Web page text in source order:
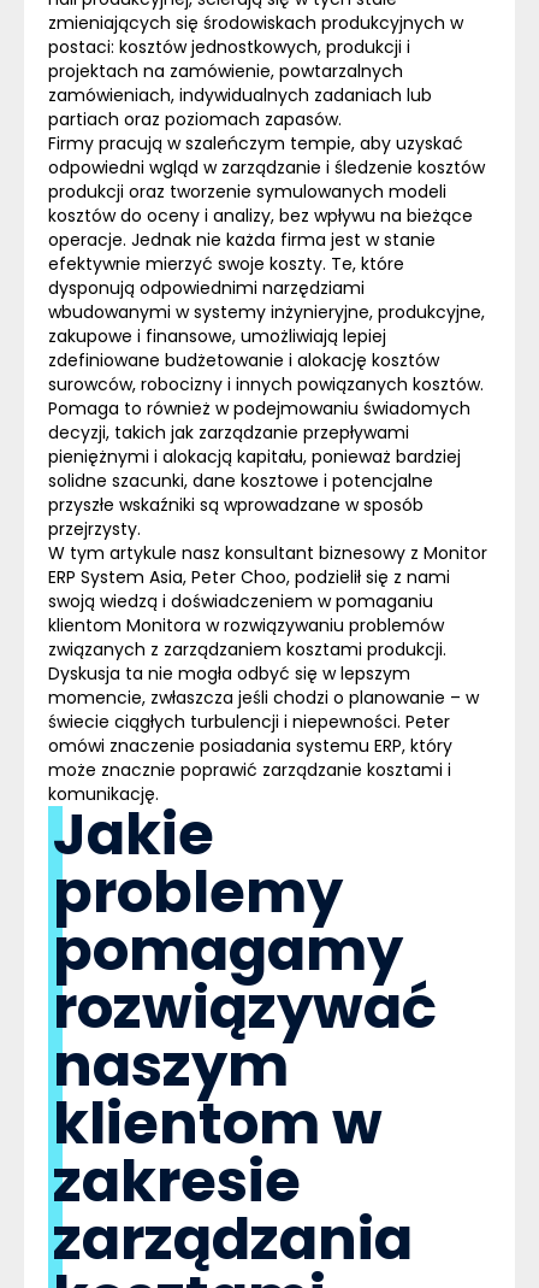
zmieniających się środowiskach produkcyjnych w
postaci: kosztów jednostkowych, produkcji i
projektach na zamówienie, powtarzalnych
zamówieniach, indywidualnych zadaniach lub
partiach oraz poziomach zapasów.
Firmy pracują w szaleńczym tempie, aby uzyskać
odpowiedni wgląd w zarządzanie i śledzenie kosztów
produkcji oraz tworzenie symulowanych modeli
kosztów do oceny i analizy, bez wpływu na bieżące
operacje. Jednak nie każda firma jest w stanie
efektywnie mierzyć swoje koszty. Te, które
dysponują odpowiednimi narzędziami
wbudowanymi w systemy inżynieryjne, produkcyjne,
zakupowe i finansowe, umożliwiają lepiej
zdefiniowane budżetowanie i alokację kosztów
surowców, robocizny i innych powiązanych kosztów.
Pomaga to również w podejmowaniu świadomych
decyzji, takich jak zarządzanie przepływami
pieniężnymi i alokacją kapitału, ponieważ bardziej
solidne szacunki, dane kosztowe i potencjalne
przyszłe wskaźniki są wprowadzane w sposób
przejrzysty.
W tym artykule nasz konsultant biznesowy z Monitor
ERP System Asia, Peter Choo, podzielił się z nami
swoją wiedzą i doświadczeniem w pomaganiu
klientom Monitora w rozwiązywaniu problemów
związanych z zarządzaniem kosztami produkcji.
Dyskusja ta nie mogła odbyć się w lepszym
momencie, zwłaszcza jeśli chodzi o planowanie – w
świecie ciągłych turbulencji i niepewności. Peter
omówi znaczenie posiadania systemu ERP, który
może znacznie poprawić zarządzanie kosztami i
komunikację.
Jakie
problemy
pomagamy
rozwiązywać
naszym
klientom w
zakresie
zarządzania